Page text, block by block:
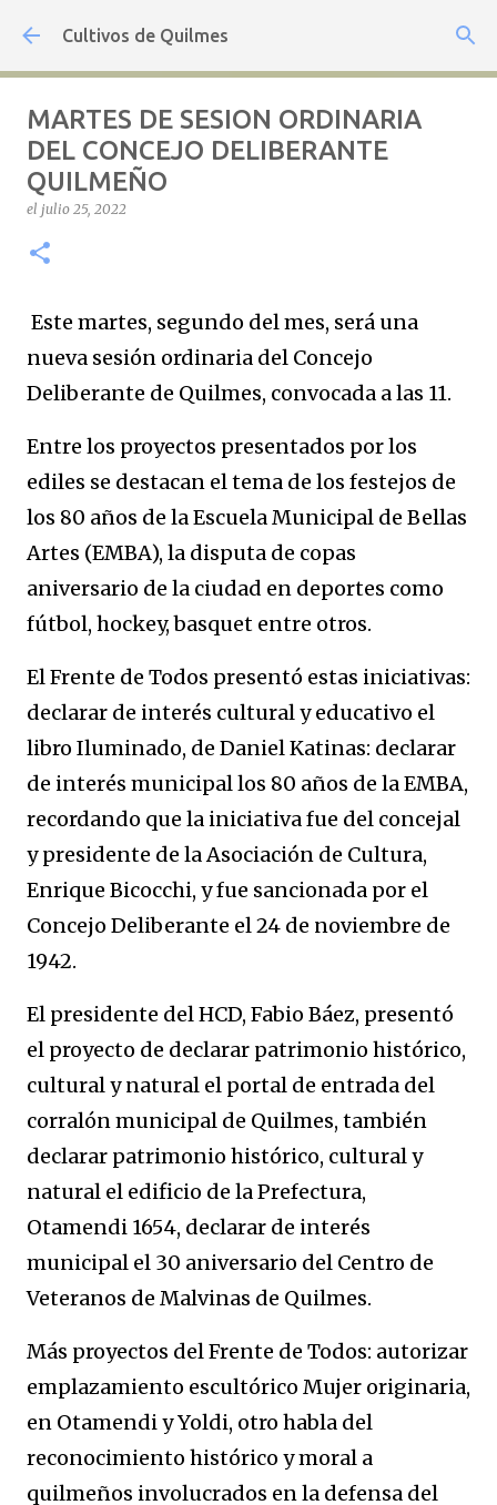
Ir al contenido principal
Cultivos de Quilmes
MARTES DE SESION ORDINARIA
DEL CONCEJO DELIBERANTE
QUILMEÑO
el julio 25, 2022
Este martes, segundo del mes, será una
nueva sesión ordinaria del Concejo
Deliberante de Quilmes, convocada a las 11.
Entre los proyectos presentados por los
ediles se destacan el tema de los festejos de
los 80 años de la Escuela Municipal de Bellas
Artes (EMBA), la disputa de copas
aniversario de la ciudad en deportes como
fútbol, hockey, basquet entre otros.
El Frente de Todos presentó estas iniciativas:
declarar de interés cultural y educativo el
libro Iluminado, de Daniel Katinas: declarar
de interés municipal los 80 años de la EMBA,
recordando que la iniciativa fue del concejal
y presidente de la Asociación de Cultura,
Enrique Bicocchi, y fue sancionada por el
Concejo Deliberante el 24 de noviembre de
1942.
El presidente del HCD, Fabio Báez, presentó
el proyecto de declarar patrimonio histórico,
cultural y natural el portal de entrada del
corralón municipal de Quilmes, también
declarar patrimonio histórico, cultural y
natural el edificio de la Prefectura,
Otamendi 1654, declarar de interés
municipal el 30 aniversario del Centro de
Veteranos de Malvinas de Quilmes.
Más proyectos del Frente de Todos: autorizar
emplazamiento escultórico Mujer originaria,
en Otamendi y Yoldi, otro habla del
reconocimiento histórico y moral a
quilmeños involucrados en la defensa del